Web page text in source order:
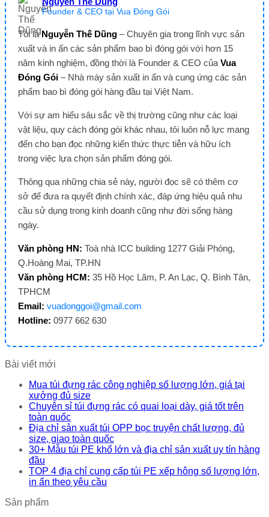
Founder & CEO tại Vua Đóng Gói
Tôi làNguyễn Thế Dũng – Chuyên gia trong lĩnh vực sản
xuất và in ấn các sản phẩm bao bì đóng gói với hơn 15
năm kinh nghiệm, đồng thời là Founder & CEO của Vua
Đóng Gói – Nhà máy sản xuất in ấn và cung ứng các sản
phẩm bao bì đóng gói hàng đầu tại Việt Nam.
Với sự am hiểu sâu sắc về thị trường cũng như các loại
vật liệu, quy cách đóng gói khác nhau, tôi luôn nỗ lực mang
đến cho bạn đọc những kiến thức thực tiễn và hữu ích
trong việc lựa chọn sản phẩm đóng gói.
Thông qua những chia sẻ này, người đọc sẽ có thêm cơ
sở để đưa ra quyết định chính xác, đáp ứng hiệu quả nhu
cầu sử dụng trong kinh doanh cũng như đời sống hàng
ngày.
Văn phòng HN: Toà nhà ICC building 1277 Giải Phóng,
Q.Hoàng Mai, TP.HN
Văn phòng HCM: 35 Hồ Học Lãm, P. An Lạc, Q. Bình Tân,
TPHCM
Email: vuadonggoi@gmail.com
Hotline: 0977 662 630
Bài viết mới
Mua túi đựng rác công nghiệp số lượng lớn, giá tại
xưởng đủ size
Chuyên sỉ túi đựng rác có quai loại dày, giá tốt trên
toàn quốc
Địa chỉ sản xuất túi OPP bọc truyện chất lượng, đủ
size, giao toàn quốc
30+ Mẫu túi PE khổ lớn và địa chỉ sản xuất uy tín hàng
đầu
TOP 4 địa chỉ cung cấp túi PE xếp hông số lượng lớn,
in ấn theo yêu cầu
Sản phẩm